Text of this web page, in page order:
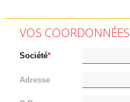
VOS COORDONNÉES
Société
Adresse